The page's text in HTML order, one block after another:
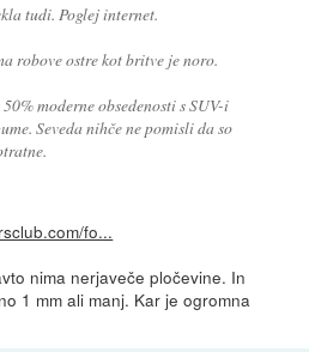
tudi. Poglej internet.
robove ostre kot britve je noro.
moderne obsedenosti s SUV-i
Seveda nihče ne pomisli da so
fo...
nima nerjaveče pločevine. In
1 mm ali manj. Kar je ogromna